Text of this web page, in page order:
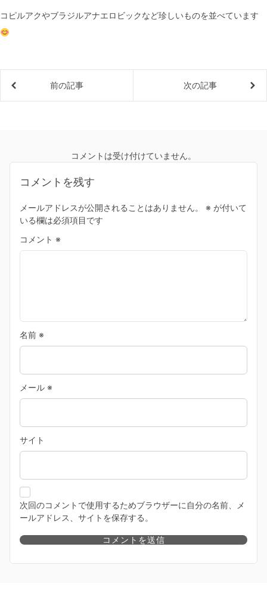
コピルアクやブラジルアナエロビックなど珍しいものを並べています
前の記事 次の記事
コメントは受け付けていません。
コメントを残す
メールアドレスが公開されることはありません。 ※ が付いて
いる欄は必須項目です
コメント ※
名前 ※
メール ※
サイト
次回のコメントで使用するためブラウザーに自分の名前、メ
ールアドレス、サイトを保存する。